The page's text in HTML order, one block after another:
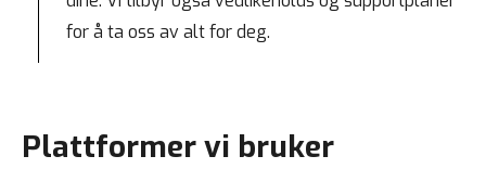
for å ta oss av alt for deg.
Plattformer vi bruker